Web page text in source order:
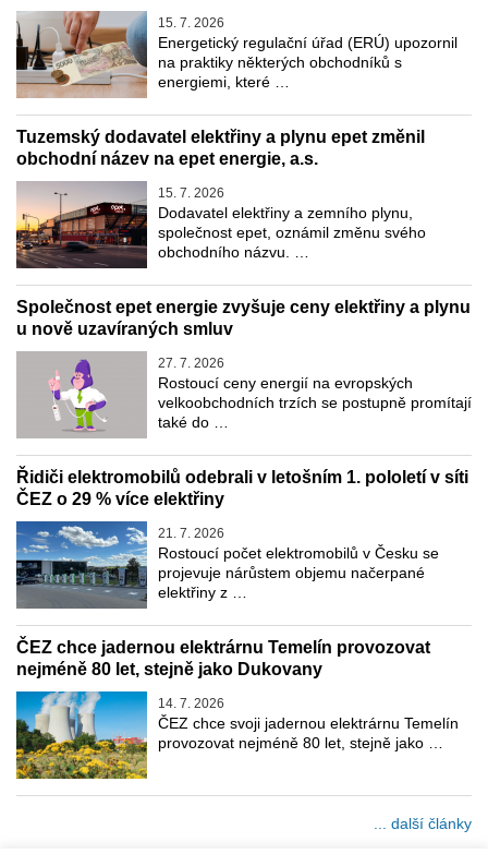
15. 7. 2026
Energetický regulační úřad (ERÚ) upozornil
na praktiky některých obchodníků s
energiemi, které …
Tuzemský dodavatel elektřiny a plynu epet změnil
obchodní název na epet energie, a.s.
15. 7. 2026
Dodavatel elektřiny a zemního plynu,
společnost epet, oznámil změnu svého
obchodního názvu. …
Společnost epet energie zvyšuje ceny elektřiny a plynu
u nově uzavíraných smluv
27. 7. 2026
Rostoucí ceny energií na evropských
velkoobchodních trzích se postupně promítají
také do …
Řidiči elektromobilů odebrali v letošním 1. pololetí v síti
ČEZ o 29 % více elektřiny
21. 7. 2026
Rostoucí počet elektromobilů v Česku se
projevuje nárůstem objemu načerpané
elektřiny z …
ČEZ chce jadernou elektrárnu Temelín provozovat
nejméně 80 let, stejně jako Dukovany
14. 7. 2026
ČEZ chce svoji jadernou elektrárnu Temelín
provozovat nejméně 80 let, stejně jako …
... další články